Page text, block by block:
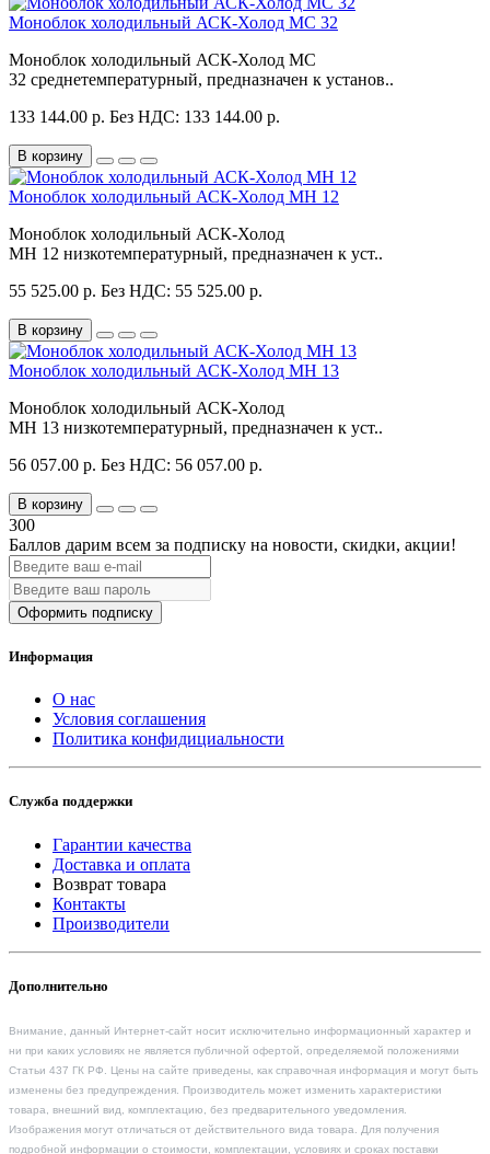
Моноблок холодильный АСК-Холод MC 32
Моноблок холодильный АСК-Холод MC
32 среднетемпературный, предназначен к установ..
133 144.00 р. Без НДС: 133 144.00 р.
В корзину
Моноблок холодильный АСК-Холод MH 12
Моноблок холодильный АСК-Холод
MH 12 низкотемпературный, предназначен к уст..
55 525.00 р. Без НДС: 55 525.00 р.
В корзину
Моноблок холодильный АСК-Холод MH 13
Моноблок холодильный АСК-Холод
MH 13 низкотемпературный, предназначен к уст..
56 057.00 р. Без НДС: 56 057.00 р.
В корзину
300
Баллов дарим всем за подписку на новости, скидки, акции!
Оформить подписку
Информация
О нас
Условия соглашения
Политика конфидициальности
Служба поддержки
Гарантии качества
Доставка и оплата
Возврат товара
Контакты
Производители
Дополнительно
Внимание, данный Интернет-сайт носит исключительно информационный характер и
ни при каких условиях не является публичной офертой, определяемой положениями
Статьи 437 ГК РФ. Цены на сайте приведены, как справочная информация и могут быть
изменены без предупреждения. Производитель может изменить характеристики
товара, внешний вид, комплектацию, без предварительного уведомления.
Изображения могут отличаться от действительного вида товара. Для получения
подробной информации о стоимости, комплектации, условиях и сроках поставки